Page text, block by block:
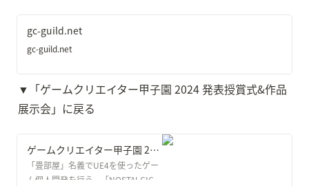
gc-guild.net
gc-guild.net
▼「ゲームクリエイター甲子園 2024 発表授賞式&作品
展示会」に戻る
ゲームクリエイター甲子園 2024 発表授賞式＆作品展示会
「畳部屋」名義でUE4を使ったゲー
ム個人開発を行う。「NOSTALGIC